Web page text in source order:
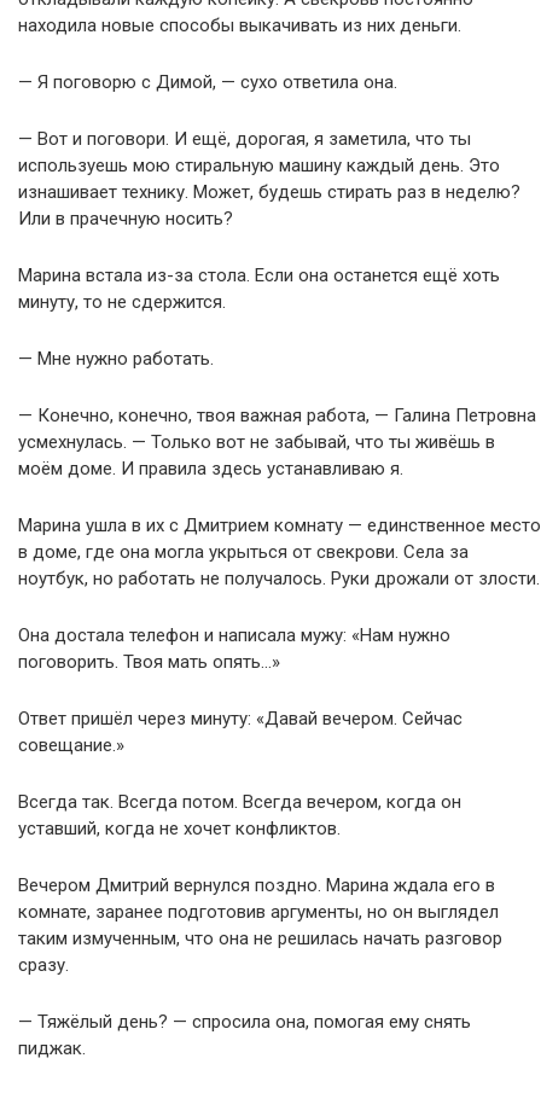
находила новые способы выкачивать из них деньги.
— Я поговорю с Димой, — сухо ответила она.
— Вот и поговори. И ещё, дорогая, я заметила, что ты
используешь мою стиральную машину каждый день. Это
изнашивает технику. Может, будешь стирать раз в неделю?
Или в прачечную носить?
Марина встала из-за стола. Если она останется ещё хоть
минуту, то не сдержится.
— Мне нужно работать.
— Конечно, конечно, твоя важная работа, — Галина Петровна
усмехнулась. — Только вот не забывай, что ты живёшь в
моём доме. И правила здесь устанавливаю я.
Марина ушла в их с Дмитрием комнату — единственное место
в доме, где она могла укрыться от свекрови. Села за
ноутбук, но работать не получалось. Руки дрожали от злости.
Она достала телефон и написала мужу: «Нам нужно
поговорить. Твоя мать опять…»
Ответ пришёл через минуту: «Давай вечером. Сейчас
совещание.»
Всегда так. Всегда потом. Всегда вечером, когда он
уставший, когда не хочет конфликтов.
Вечером Дмитрий вернулся поздно. Марина ждала его в
комнате, заранее подготовив аргументы, но он выглядел
таким измученным, что она не решилась начать разговор
сразу.
— Тяжёлый день? — спросила она, помогая ему снять
пиджак.